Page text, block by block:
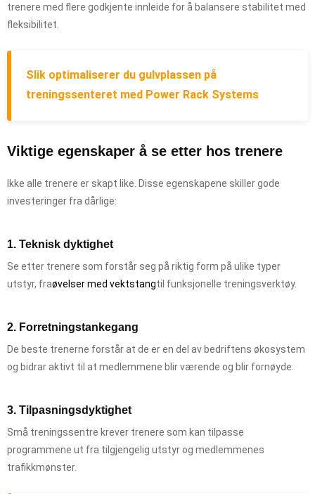
trenere med flere godkjente innleide for å balansere stabilitet med
fleksibilitet.
Slik optimaliserer du gulvplassen på
treningssenteret med Power Rack Systems
Viktige egenskaper å se etter hos trenere
Ikke alle trenere er skapt like. Disse egenskapene skiller gode
investeringer fra dårlige:
1. Teknisk dyktighet
Se etter trenere som forstår seg på riktig form på ulike typer
utstyr, fraøvelser med vektstangtil funksjonelle treningsverktøy.
2. Forretningstankegang
De beste trenerne forstår at de er en del av bedriftens økosystem
og bidrar aktivt til at medlemmene blir værende og blir fornøyde.
3. Tilpasningsdyktighet
Små treningssentre krever trenere som kan tilpasse
programmene ut fra tilgjengelig utstyr og medlemmenes
trafikkmønster.